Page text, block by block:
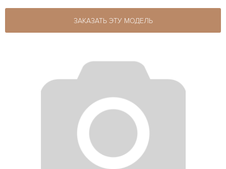
27-44
ЗАКАЗАТЬ ЭТУ МОДЕЛЬ